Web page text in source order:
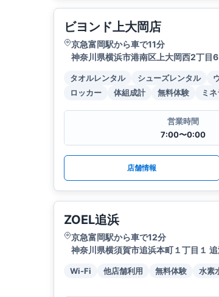
ビヨンド上大岡店
京急富岡駅から車で11分
神奈川県横浜市港南区上大岡西2丁
タオルレンタル シューズレンタル
ロッカー
体組成計 無料体験 ミ
営業時間
7:00〜0:00
店舗情報
ZOEL追浜
京急富岡駅から車で12分
神奈川県横須賀市追浜本町１丁目１
Wi-Fi 他店舗利用 無料体験 水素